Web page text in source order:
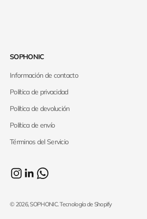
SOPHONIC
Información de contacto
Política de privacidad
Política de devolución
Política de envío
Términos del Servicio
© 2026, SOPHONIC.Tecnología de Shopify